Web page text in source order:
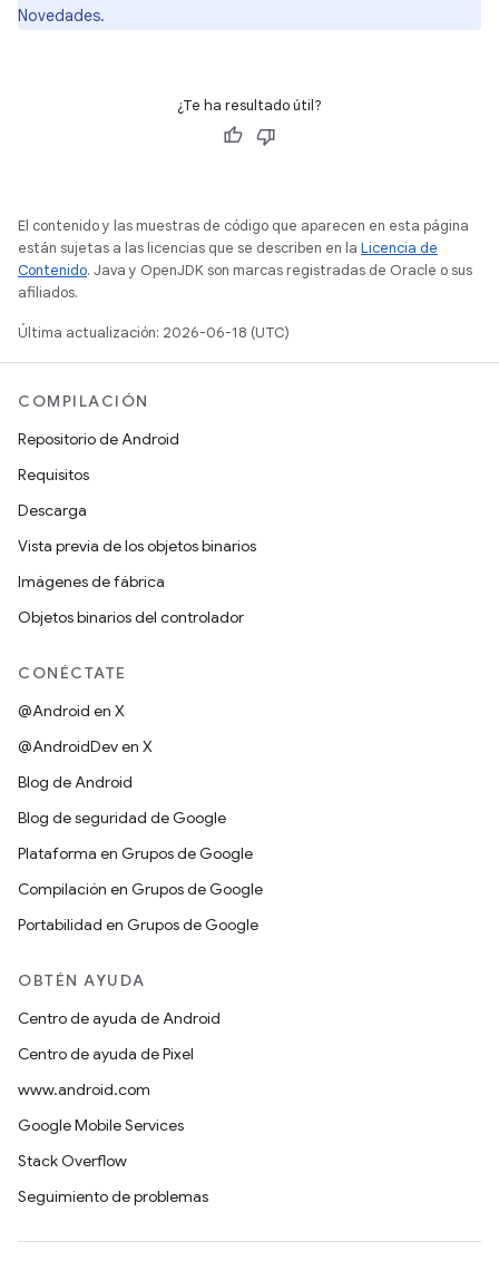
Novedades.
¿Te ha resultado útil?
El contenido y las muestras de código que aparecen en esta página
están sujetas a las licencias que se describen en la Licencia de
Contenido. Java y OpenJDK son marcas registradas de Oracle o sus
afiliados.
Última actualización: 2026-06-18 (UTC)
COMPILACIÓN
Repositorio de Android
Requisitos
Descarga
Vista previa de los objetos binarios
Imágenes de fábrica
Objetos binarios del controlador
CONÉCTATE
@Android en X
@AndroidDev en X
Blog de Android
Blog de seguridad de Google
Plataforma en Grupos de Google
Compilación en Grupos de Google
Portabilidad en Grupos de Google
OBTÉN AYUDA
Centro de ayuda de Android
Centro de ayuda de Pixel
www.android.com
Google Mobile Services
Stack Overflow
Seguimiento de problemas